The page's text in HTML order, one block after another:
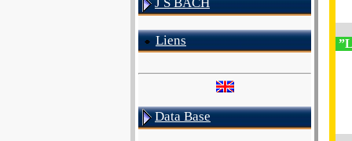
Liens
Data Base